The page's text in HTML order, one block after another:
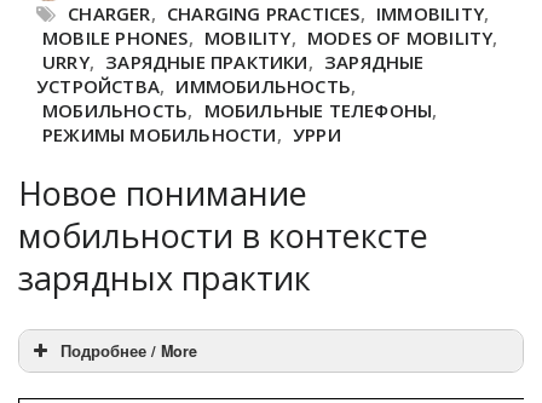
CHARGER, CHARGING PRACTICES, IMMOBILITY,
MOBILE PHONES, MOBILITY, MODES OF MOBILITY,
URRY, ЗАРЯДНЫЕ ПРАКТИКИ, ЗАРЯДНЫЕ
УСТРОЙСТВА, ИММОБИЛЬНОСТЬ,
МОБИЛЬНОСТЬ, МОБИЛЬНЫЕ ТЕЛЕФОНЫ,
РЕЖИМЫ МОБИЛЬНОСТИ, УРРИ
Новое понимание
мобильности в контексте
зарядных практик
Подробнее / More